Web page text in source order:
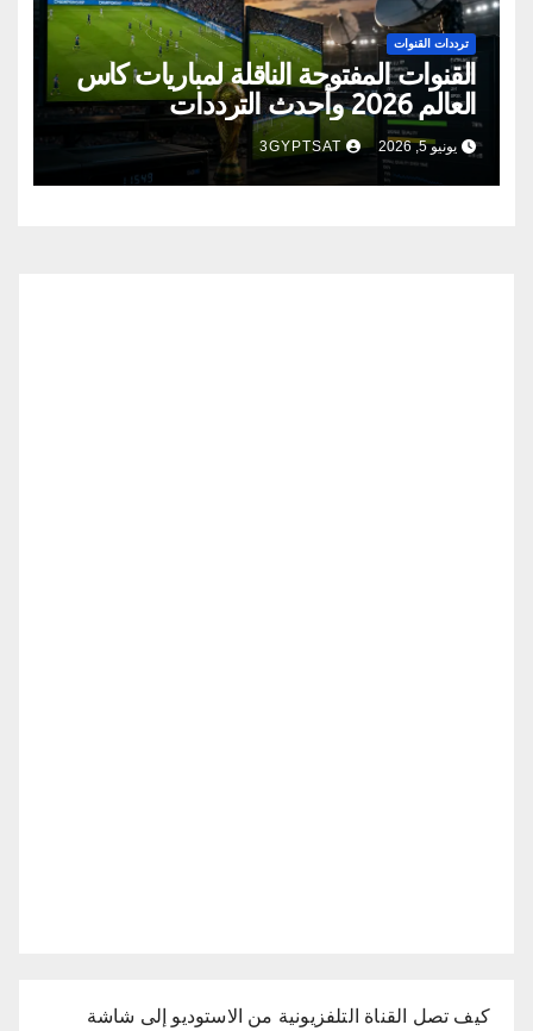
ترددات القنوات
القنوات المفتوحة الناقلة لمباريات كأس
العالم 2026 وأحدث الترددات
يونيو 5, 2026 3GYPTSAT
كيف تصل القناة التلفزيونية من الاستوديو إلى شاشة